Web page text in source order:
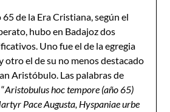
65 de la Era Cristiana, según el
hubo en Badajoz dos
Uno fue el de la egregia
otro el de su no menos destacado
Aristóbulo. Las palabras de
Aristobulus hoc tempore (año 65)
Pace Augusta, Hyspaniae urbe